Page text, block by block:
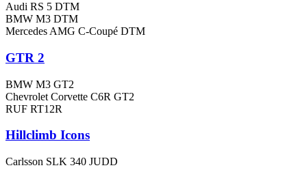
Audi RS 5 DTM
BMW M3 DTM
Mercedes AMG C-Coupé DTM
GTR 2
BMW M3 GT2
Chevrolet Corvette C6R GT2
RUF RT12R
Hillclimb Icons
Carlsson SLK 340 JUDD